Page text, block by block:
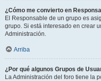
¿Cómo me convierto en
El Responsable de un grupo es
grupo. Si está interesado en crear
Administración.
Arriba
¿Por qué algunos Grupos de
La Administración del foro tiene la